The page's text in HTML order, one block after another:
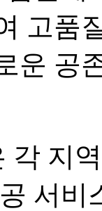
고품
운 공
각 지
서비